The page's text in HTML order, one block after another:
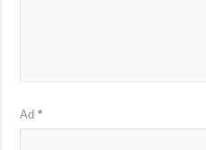
Ad*